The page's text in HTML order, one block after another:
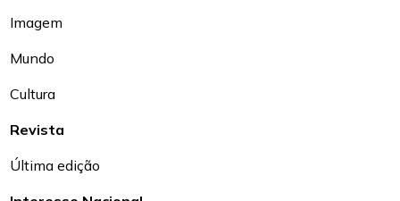
Imagem
Mundo
Cultura
Revista
Última edição